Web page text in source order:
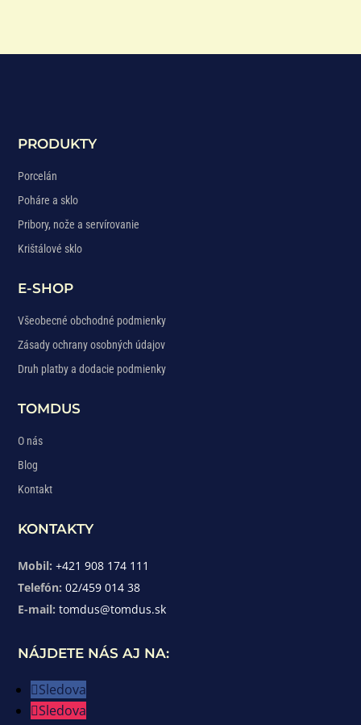
PRODUKTY
Porcelán
Poháre a sklo
Pribory, nože a servírovanie
Krištálové sklo
E-SHOP
Všeobecné obchodné podmienky
Zásady ochrany osobných údajov
Druh platby a dodacie podmienky
TOMDUS
O nás
Blog
Kontakt
KONTAKTY
Mobil: +421 908 174 111
Telefón: 02/459 014 38
E-mail: tomdus@tomdus.sk
NÁJDETE NÁS AJ NA:
Sledova
Sledova